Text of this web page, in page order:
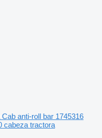
Cab anti-roll bar 1745316
cabeza tractora